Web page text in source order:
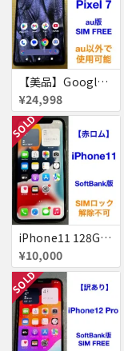
【美品】Google Pixel 7 128GB 赤ロム
¥24,998
SOLD
iPhone11 128GB 赤ロム
¥10,000
SOLD